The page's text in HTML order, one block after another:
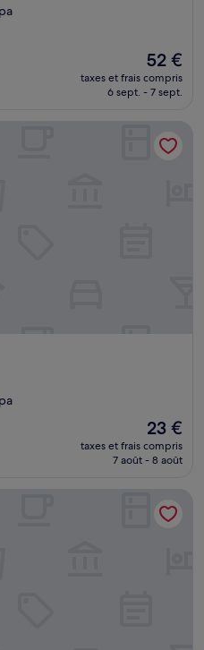
Le
nouveau
prix
52 €
52 €
taxes et frais compris
6 sept. - 7 sept.
Le
nouveau
prix
de
23 €
23 €
taxes et frais compris
7 août - 8 août